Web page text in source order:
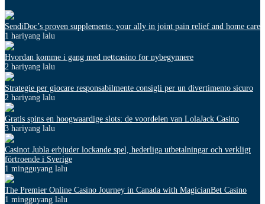
SendiDoc’s proven supplements: your ally in joint pain relief and home care
1 hariyang lalu
Hvordan komme i gang med nettcasino for nybegynnere
2 hariyang lalu
Strategie per giocare responsabilmente consigli per un divertimento sicuro
2 hariyang lalu
Gratis spins en hoogwaardige slots: de voordelen van LolaJack Casino
3 hariyang lalu
Casinot Jubla erbjuder lockande spel, hederliga utbetalningar och verkligt
förtroende i Sverige
1 mingguyang lalu
The Premier Online Casino Journey in Canada with MagicianBet Casino
1 mingguyang lalu